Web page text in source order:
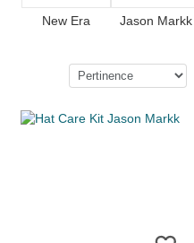
New Era Jason Markk